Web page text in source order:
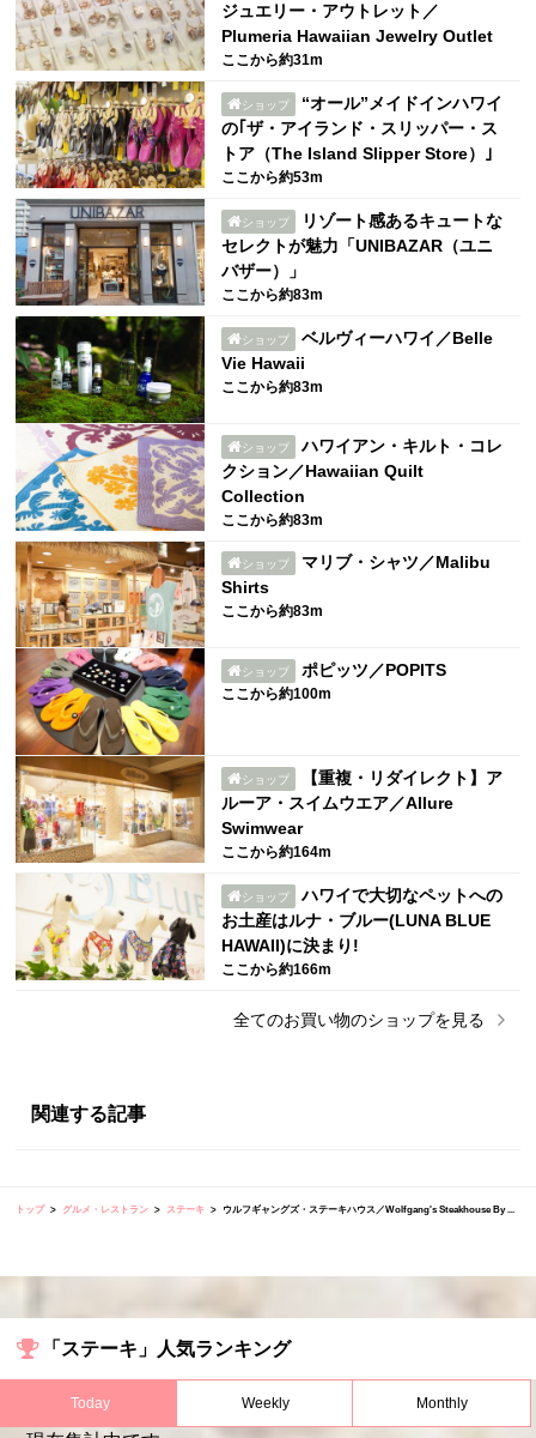
ジュエリー・アウトレット／
Plumeria Hawaiian Jewelry Outlet
ここから約31m
ショップ
“オール”メイドインハワイ
の｢ザ・アイランド・スリッパー・ス
トア（The Island Slipper Store）｣
ここから約53m
ショップ
リゾート感あるキュートな
セレクトが魅力「UNIBAZAR（ユニ
バザー）」
ここから約83m
ショップ
ベルヴィーハワイ／Belle
Vie Hawaii
ここから約83m
ショップ
ハワイアン・キルト・コレ
クション／Hawaiian Quilt
Collection
ここから約83m
ショップ
マリブ・シャツ／Malibu
Shirts
ここから約83m
ショップ ポピッツ／POPITS
ここから約100m
ショップ
【重複・リダイレクト】ア
ルーア・スイムウエア／Allure
Swimwear
ここから約164m
ショップ
ハワイで大切なペットへの
お土産はルナ・ブルー(LUNA BLUE
HAWAII)に決まり!
ここから約166m
全てのお買い物のショップを見る
関連する記事
トップ グルメ・レストラン ステーキ ウルフギャングズ・ステーキハウス／Wolfgang's Steakhouse By ...
「ステーキ」人気ランキング
Today Weekly Monthly